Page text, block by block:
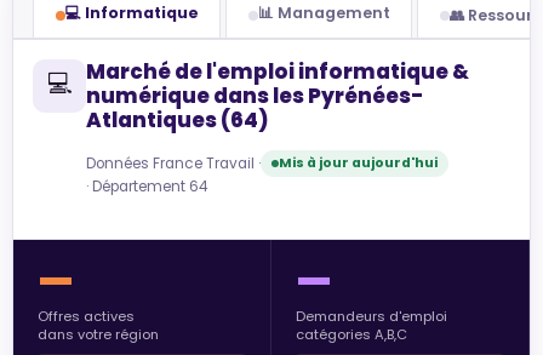
💻 Informatique 📊 Management 👥
💻 Marché de l'emploi informatique &
numérique dans les Pyrénées-
Atlantiques (64)
Données France Travail · Mis à jour aujourd'hui
· Département 64
—
Offres actives
dans votre région
—
Demandeurs d'emploi
catégories A,B,C